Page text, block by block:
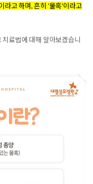
라고 하며, 흔히 '물혹'이라고
료법에 대해 알아보겠습니